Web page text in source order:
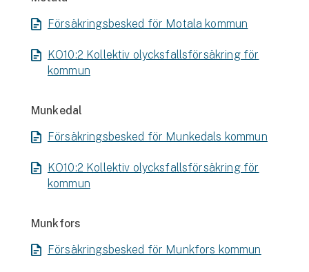
Försäkringsbesked för Motala kommun
KO10:2 Kollektiv olycksfallsförsäkring för
kommun
Munkedal
Försäkringsbesked för Munkedals kommun
KO10:2 Kollektiv olycksfallsförsäkring för
kommun
Munkfors
Försäkringsbesked för Munkfors kommun